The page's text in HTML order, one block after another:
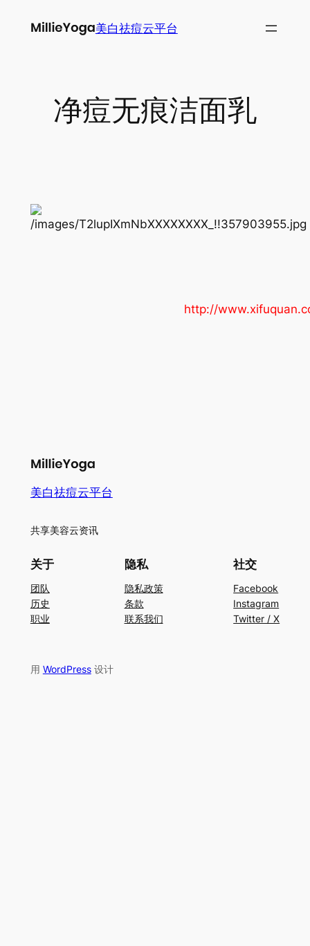
美白祛痘云平台
净痘无痕洁面乳
http://
美白祛痘云平台
共享美容云资讯
关于
团队
历史
职业
隐私
隐私政策
条款
联系我们
社交
Facebook
Instagram
Twitter / X
用 WordPress设计